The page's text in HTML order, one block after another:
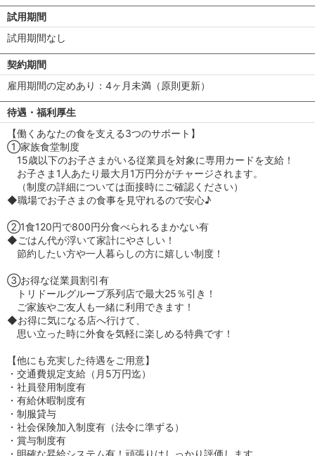
試用期間
試用期間なし
契約期間
雇用期間の定めあり：4ヶ月未満（原則更新）
待遇・福利厚生
【働くあなたの食を支える3つのサポート】
①家族食堂制度
15歳以下のお子さまがいる従業員を対象に専用カードを支給！
お子さま1人あたり最大月1万円分がチャージされます。
（制度の詳細については面接時にご確認ください）
◆職場でお子さまの食事を見守れるので安心♪
②1食120円で800円分食べられるまかない有
◆ごはん代が浮いて家計にやさしい！
節約したい方や一人暮らしの方に嬉しい制度！
③お得な従業員割引有
トリドールグループ系列店で最大25％引き！
ご家族やご友人も一緒に利用できます！
◆お得に気になる店へ行けて、
思い立った時に外食を気軽に楽しめる特典です！
【他にも充実した待遇をご用意】
・交通費規定支給（月5万円迄）
・社員登用制度有
・有給休暇制度有
・制服貸与
・社会保険加入制度有（法令に準ずる）
・賞与制度有
・明確な昇給システム有！頑張りはしっかり評価します。